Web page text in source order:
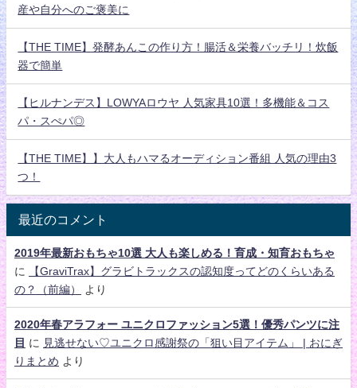
産や自分へのご褒美に
【THE TIME】発酵あんこの作り方！腸活＆栄養バッチリ！炊飯
器で簡単
【ヒルナンデス】LOWYAロウヤ 人気家具10選！多機能＆コス
パ・スぺパ◎
【THE TIME】】大人もハマるオーディション番組 人気の理由3
つ！
最近のコメント
2019年最新おもちゃ10選 大人も楽しめる！育成・知育おもちゃ
に
【GraviTrax】グラビトラックスの認知度ってどのくらいある
の？（前編）
より
2020年春アラフォー ユニクロファッション5選！優秀パンツに注
目 に
見逃せない♡ユニクロ感謝祭の「狙い目アイテム」 | おにぎ
りまとめ より